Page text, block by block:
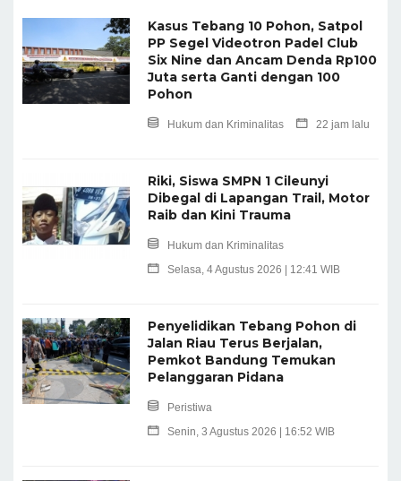
Kasus Tebang 10 Pohon, Satpol
PP Segel Videotron Padel Club
Six Nine dan Ancam Denda Rp100
Juta serta Ganti dengan 100
Pohon
Hukum dan Kriminalitas 22 jam lalu
Riki, Siswa SMPN 1 Cileunyi
Dibegal di Lapangan Trail, Motor
Raib dan Kini Trauma
Hukum dan Kriminalitas
Selasa, 4 Agustus 2026 | 12:41 WIB
Penyelidikan Tebang Pohon di
Jalan Riau Terus Berjalan,
Pemkot Bandung Temukan
Pelanggaran Pidana
Peristiwa
Senin, 3 Agustus 2026 | 16:52 WIB